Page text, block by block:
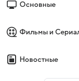
Основные
Фильмы и
Новостные